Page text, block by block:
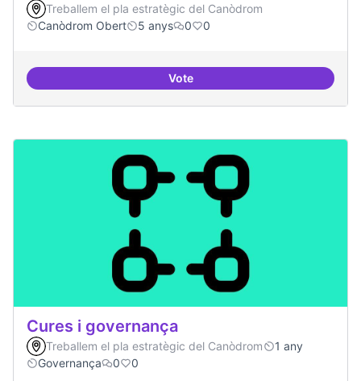
Treballem el pla estratègic del Canòdrom
Canòdrom Obert
5 anys 0 0
VoteCultura digital i tradicional
Cures i governança
Treballem el pla estratègic del Canòdrom
1 any
Governança
0 0